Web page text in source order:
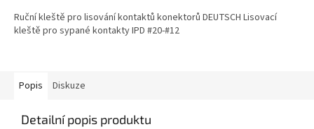
Ruční kleště pro lisování kontaktů konektorů DEUTSCH Lisovací
kleště pro sypané kontakty IPD #20-#12
Popis Diskuze
Detailní popis produktu